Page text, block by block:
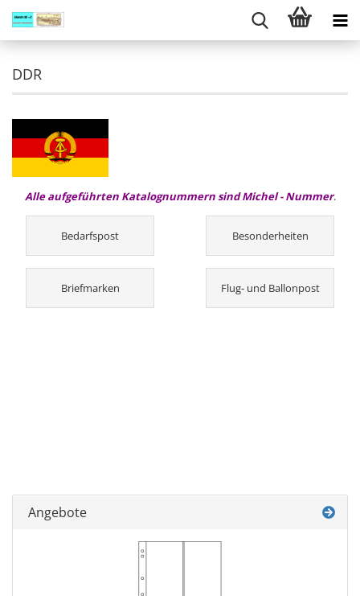
DDR
Alle aufgeführten Katalognummern sind Michel - Nummer.
Bedarfspost Besonderheiten
Briefmarken Flug- und Ballonpost
Angebote